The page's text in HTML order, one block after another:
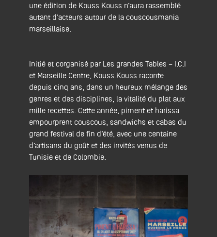
une édition de Kouss.Kouss n’aura rassemblé
autant d’acteurs autour de la couscousmania
marseillaise.
Initié et corganisé par Les grandes Tables – I.C.I
et Marseille Centre, Kouss.Kouss raconte
depuis cinq ans, dans un heureux mélange des
genres et des disciplines, la vitalité du plat aux
mille recettes. Cette année, piment et harissa
empourprent couscous, sandwichs et cabas du
grand festival de fin d’été, avec une centaine
d’artisans du goût et des invités venus de
Tunisie et de Colombie.